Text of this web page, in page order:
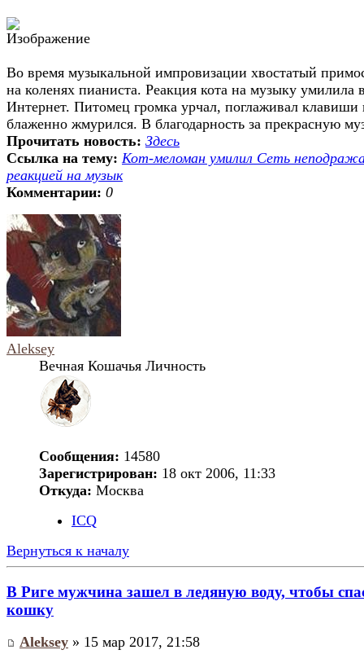
Во время музыкальной импровизации хвостатый
на коленях пианиста. Реакция кота на музыку умилила
Интернет. Питомец громка урчал, поглаживал клавиши
блаженно жмурился. В благодарность за прекрасную
Прочитать новость: Здесь
Ссылка на тему: Кот-меломан умилил Сеть
реакцией на музык
Комментарии: 0
Aleksey
Вечная Кошачья Личность
Сообщения: 14580
Зарегистрирован: 18 окт 2006, 11:33
Откуда: Москва
ICQ
Вернуться к началу
В Риге мужчина зашел в ледяную воду, чтобы
кошку
Aleksey » 15 мар 2017, 21:58